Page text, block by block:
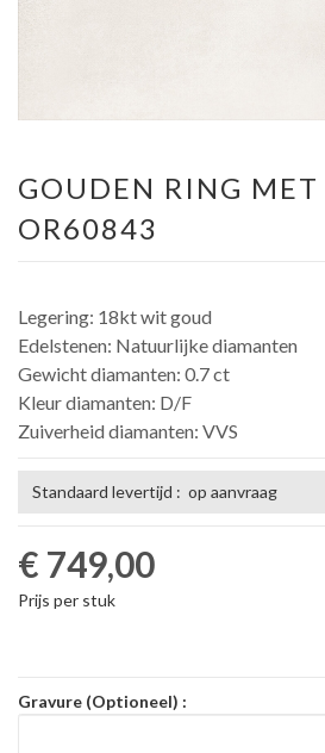
GOUDEN RING
OR60843
Legering: 18kt wit goud
Edelstenen: Natuurlijke diamanten
Gewicht diamanten: 0.7 ct
Kleur diamanten: D/F
Zuiverheid diamanten: VVS
Standaard levertijd : op aanvraag
€ 749,00
Prijs per stuk
Gravure (Optioneel) :